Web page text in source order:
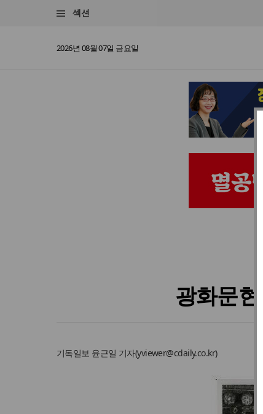
섹션
2026년 08월 07일 금요일
광화문
기독일보 윤근일 기자(yviewer@cdaily.co.kr)